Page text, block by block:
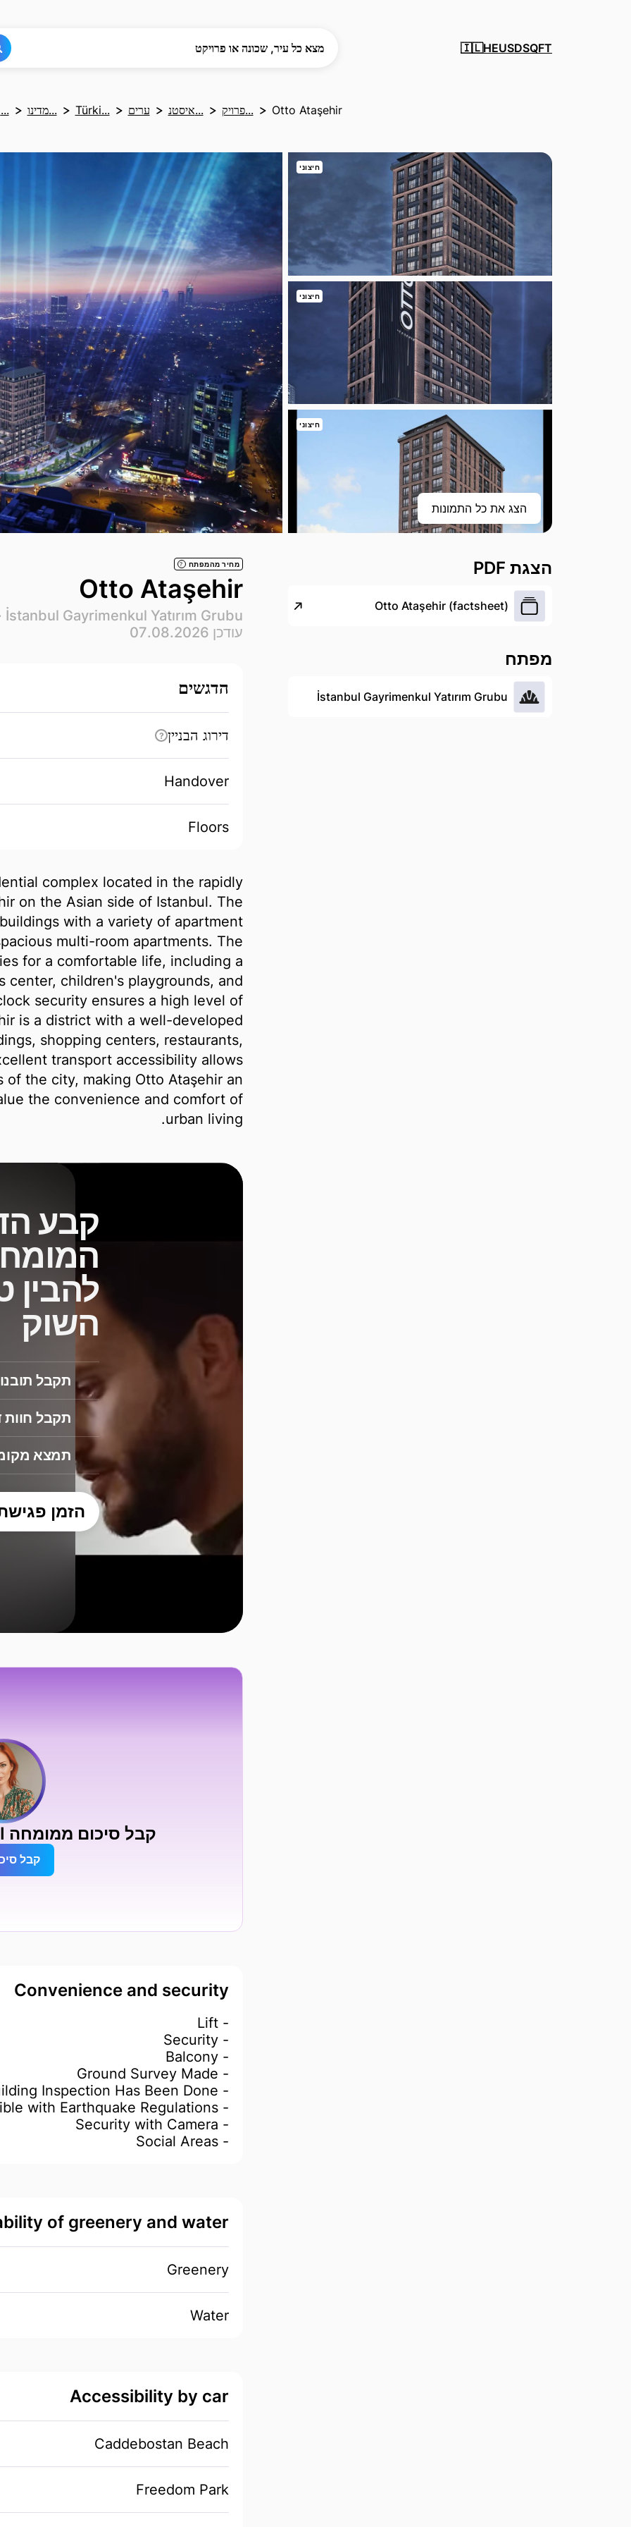
מצא כל עיר, שכונה או פרויקט
🇮🇱HEUSDSQFT
דף הב... מדינו... Türki... ערים איסטנ... פרויק... Otto Ataşehir
חיצוני
חיצוני
חיצוני
הצג את כל התמונות
מחיר מהמפתח ?
Otto Ataşehir
İstanbul Gayrimenkul Yatırım Grubu
עודכן 07.08.2026
הדגשים
דירוג הבניין ?
Handover
Floors
complex located in the rapidly
on the Asian side of Istanbul. The
with a variety of apartment
multi-room apartments. The
for a comfortable life, including a
center, children's playgrounds, and
security ensures a high level of
is a district with a well-developed
shopping centers, restaurants,
transport accessibility allows
of the city, making Otto Ataşehir an
the convenience and comfort of
urban living.
קבע
להבין
השוק
תקבל
תקבל חוות
תמצא
הזמן
קבל סיכום ממומחה AI על Otto Ataşehir
קבל
Convenience and security
- Lift
- Security
- Balcony
- Ground Survey Made
- Building Inspection Has Been Done
- Compatible with Earthquake Regulations
- Security with Camera
- Social Areas
of greenery and water
Greenery
Water
Accessibility by car
Caddebostan Beach
Freedom Park
הצגת PDF
Otto Ataşehir (factsheet)
מפתח
İstanbul Gayrimenkul Yatırım Grubu